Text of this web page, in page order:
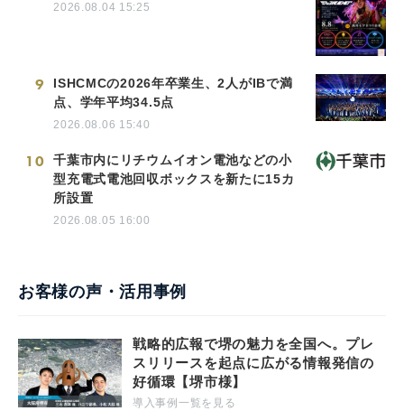
2026.08.04 15:25
9
ISHCMCの2026年卒業生、2人がIBで満
点、学年平均34.5点
2026.08.06 15:40
10
千葉市内にリチウムイオン電池などの小
型充電式電池回収ボックスを新たに15カ
所設置
2026.08.05 16:00
お客様の声・活用事例
戦略的広報で堺の魅力を全国へ。プレ
スリリースを起点に広がる情報発信の
好循環【堺市様】
導入事例一覧を見る